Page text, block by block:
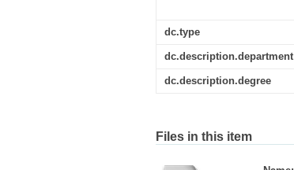
dc.type
dc.description.department
dc.description.degree
Files in this item